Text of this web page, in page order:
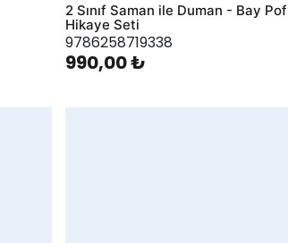
2 Sınıf Saman ile Duman - Bay Pof
Hikaye Seti
9786258719338
990,00 ₺